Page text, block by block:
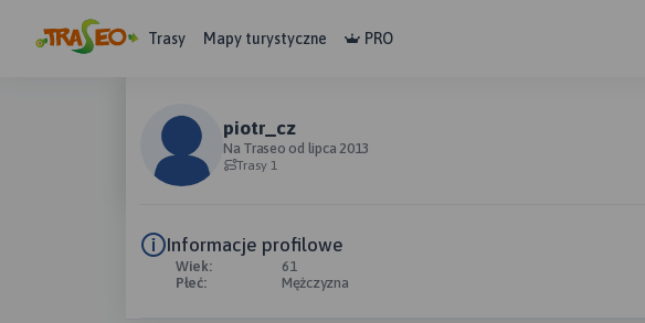
Trasy Mapy turystyczne PRO
piotr_cz
Na Traseo od lipca 2013
Trasy 1
Informacje profilowe
Wiek:
61
Płeć:
Mężczyzna